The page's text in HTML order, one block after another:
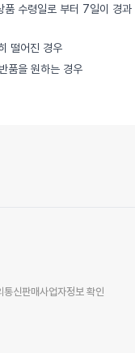
품 수령일로 부터 7일이 경과
떨어진 경우
품을 원하는 경우
통신판매사업자정보 확인